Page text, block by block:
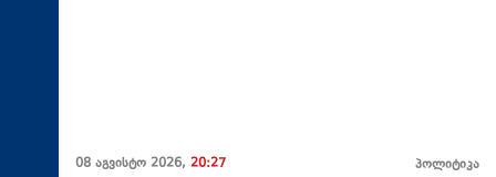
08 აგვისტო 2026, 20:27 პოლიტიკა